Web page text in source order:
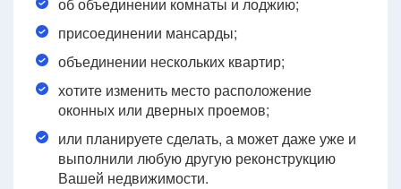
присоединении мансарды;
объединении нескольких квартир;
хотите изменить место расположение
оконных или дверных проемов;
или планируете сделать, а может даже уже и
выполнили любую другую реконструкцию
Вашей недвижимости.